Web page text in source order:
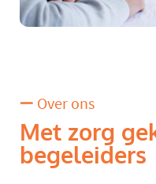
Over ons
Met zorg
begeleiders